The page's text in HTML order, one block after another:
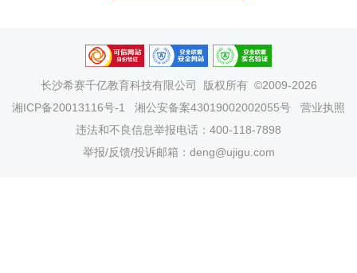
长沙希赛千亿教育科技有限公司
版权所有 ©2009-2026
湘ICP备20013116号-1
湘公安备案43019002002055号
营业执照
违法和不良信息举报电话：400-118-7898
举报/反馈/投诉邮箱：deng@ujigu.com